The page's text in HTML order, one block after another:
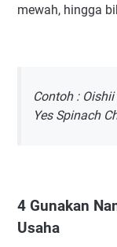
mewah, hingga
Contoh :
Yes Spinach
4 Gunakan
Usaha